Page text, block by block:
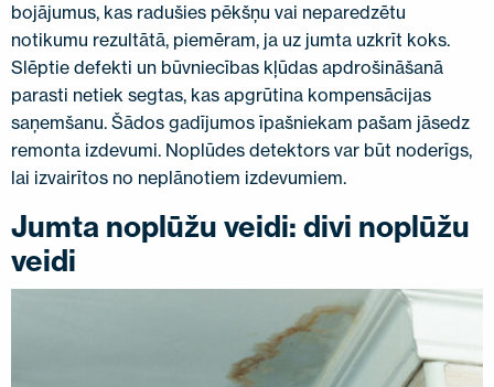
bojājumus, kas radušies pēkšņu vai neparedzētu
notikumu rezultātā, piemēram, ja uz jumta uzkrīt koks.
Slēptie defekti un būvniecības kļūdas apdrošināšanā
parasti netiek segtas, kas apgrūtina kompensācijas
saņemšanu. Šādos gadījumos īpašniekam pašam jāsedz
remonta izdevumi. Noplūdes detektors var būt noderīgs,
lai izvairītos no neplānotiem izdevumiem.
Jumta noplūžu veidi: divi noplūžu
veidi